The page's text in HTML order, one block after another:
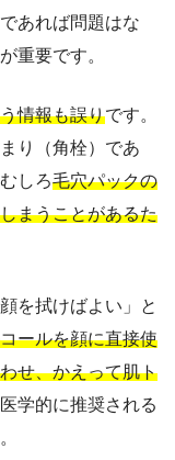
あれば問題はな
重要です。
情報も誤りです。
り（角栓）であ
しろ毛穴パックの
まうことがあるた
を拭けばよい」と
ールを顔に直接使
せ、かえって肌ト
学的に推奨される